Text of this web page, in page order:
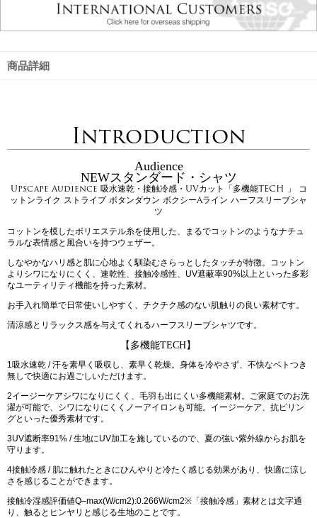
商品詳細
Introduction
Audience
NEWスタンダード・シャツ
Upscape Audience 吸水速乾・接触冷感・UVカット「多機能TECH 」 コ
ットンライク ストライプ ボタンダウン ボクシーAライン ハーフスリーブシャ
ツ
コットンを模したポリエステル糸を使用した、まるでコットンのようなナチュ
ラルな表情感と風合いを持つウェザー。
しなやかなハリ感と肌に心地よく馴染むさらっとしたタッチが特徴。コットン
よりシワになりにくく、速乾性、接触冷感性、UV遮蔽率90%以上といった多彩
なユーティリティ機能を持った素材。
お手入れ簡単で日常使いしやすく、チクチク感のない肌触りの良い素材です。
清涼感とリラックス感を与えてくれるハーフスリーブシャツです。
【多機能TECH】
1吸水速乾 / 汗を素早く吸収し、素早く乾燥。身体を冷やさず、不快なベトつき
無しで快適にお過ごしいただけます。
2イージーケアシワになりにくく、毛羽も出にくい多機能素材。ご家庭でのお洗
濯が可能で、シワになりにくくノーアイロンも可能。イージーケア、抗ピリン
グといった優秀素材です。
3UV遮断率91% / 生地にUV加工を施しているので、夏の強い紫外線からお肌を
守ります。
4接触冷感 / 肌に触れたときにひんやりと冷たく感じる効果があり、快適に涼し
さを感じることができます。
接触冷湿感評価値Q‒max(W/cm2):0.266W/cm2※「接触冷感」素材とは文字通
り、触るとヒンヤリと感じる生地のことです。